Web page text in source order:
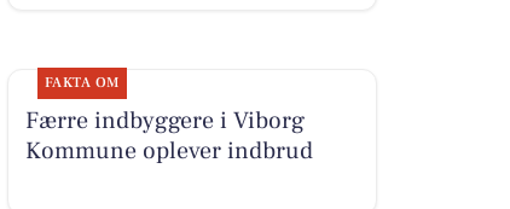
FAKTA OM
Færre indbyggere i Viborg
Kommune oplever indbrud